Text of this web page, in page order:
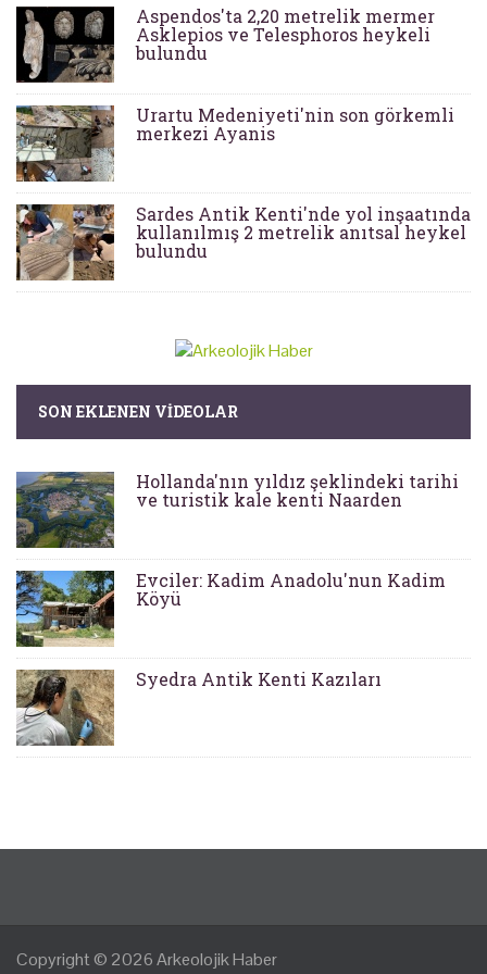
Aspendos'ta 2,20 metrelik mermer
Asklepios ve Telesphoros heykeli
bulundu
Urartu Medeniyeti'nin son görkemli
merkezi Ayanis
Sardes Antik Kenti'nde yol inşaatında
kullanılmış 2 metrelik anıtsal heykel
bulundu
SON EKLENEN VIDEOLAR
Hollanda'nın yıldız şeklindeki tarihi
ve turistik kale kenti Naarden
Evciler: Kadim Anadolu'nun Kadim
Köyü
Syedra Antik Kenti Kazıları
Copyright © 2026Arkeolojik Haber